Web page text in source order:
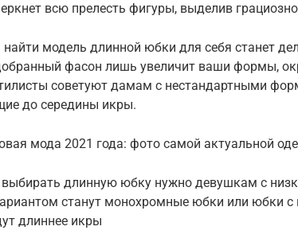
всю прелесть фигуры, выделив
модель длинной юбки для себя станет
фасон лишь увеличит ваши формы,
советуют дамам с нестандартными
до середины икры.
мода 2021 года: фото самой актуальной
длинную юбку нужно девушкам с
станут монохромные юбки или юбки с
длиннее икры